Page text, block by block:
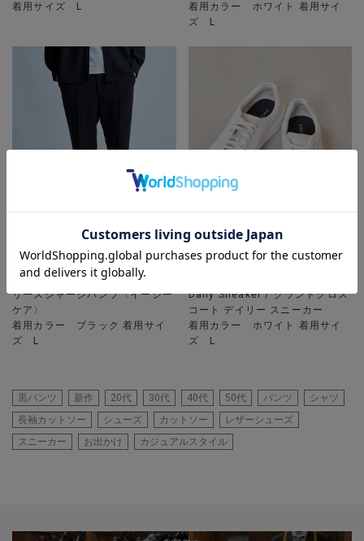
着用サイズ L
着用カラー ホワイト 着用サイ
ズ L
UNION STATION
【セットアップ対応】センターク
リースジャージパンツ〈イージー
ケア〉
着用カラー ブラック 着用サイ
ズ L
UNION STATION
Daily Sneaker / グランドクロス
コート デイリー スニーカー
着用カラー ホワイト 着用サイ
ズ L
黒パンツ 新作 20代 30代 40代 50代 パンツ
シャツ
長袖カットソー
シューズ カットソー
レザーシューズ
スニーカー
お出かけ カジュアルスタイル